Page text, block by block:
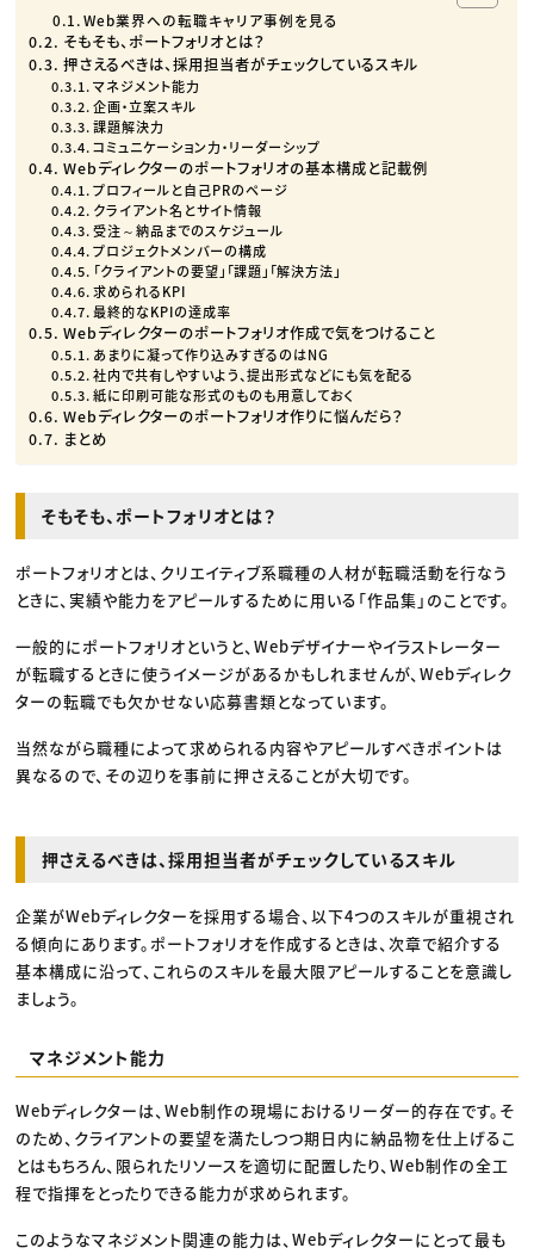
Web業界への転職キャリア事例を見る
そもそも、ポートフォリオとは？
押さえるべきは、採用担当者がチェックしているスキル
マネジメント能力
企画・立案スキル
課題解決力
コミュニケーション力・リーダーシップ
Webディレクターのポートフォリオの基本構成と記載例
プロフィールと自己PRのページ
クライアント名とサイト情報
受注～納品までのスケジュール
プロジェクトメンバーの構成
「クライアントの要望」「課題」「解決方法」
求められるKPI
最終的なKPIの達成率
Webディレクターのポートフォリオ作成で気をつけること
あまりに凝って作り込みすぎるのはNG
社内で共有しやすいよう、提出形式などにも気を配る
紙に印刷可能な形式のものも用意しておく
Webディレクターのポートフォリオ作りに悩んだら？
まとめ
そもそも、ポートフォリオとは？
ポートフォリオとは、クリエイティブ系職種の人材が転職活動を行なう
ときに、実績や能力をアピールするために用いる「作品集」のことです。
一般的にポートフォリオというと、Webデザイナーやイラストレーター
が転職するときに使うイメージがあるかもしれませんが、Webディレク
ターの転職でも欠かせない応募書類となっています。
当然ながら職種によって求められる内容やアピールすべきポイントは
異なるので、その辺りを事前に押さえることが大切です。
押さえるべきは、採用担当者がチェックしているスキル
企業がWebディレクターを採用する場合、以下4つのスキルが重視され
る傾向にあります。ポートフォリオを作成するときは、次章で紹介する
基本構成に沿って、これらのスキルを最大限アピールすることを意識し
ましょう。
マネジメント能力
Webディレクターは、Web制作の現場におけるリーダー的存在です。そ
のため、クライアントの要望を満たしつつ期日内に納品物を仕上げるこ
とはもちろん、限られたリソースを適切に配置したり、Web制作の全工
程で指揮をとったりできる能力が求められます。
このようなマネジメント関連の能力は、Webディレクターにとって最も